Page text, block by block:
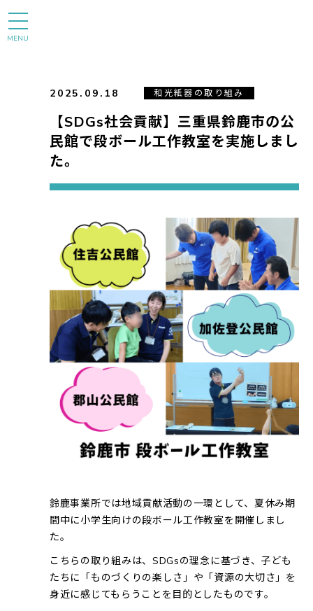
MENU
2025.09.18 和光紙器の取り組み
【SDGs社会貢献】三重県鈴鹿市の公
民館で段ボール工作教室を実施しまし
た。
鈴鹿事業所では地域貢献活動の一環として、夏休み期
間中に小学生向けの段ボール工作教室を開催しまし
た。
こちらの取り組みは、SDGsの理念に基づき、子ども
たちに「ものづくりの楽しさ」や「資源の大切さ」を
身近に感じてもらうことを目的としたものです。